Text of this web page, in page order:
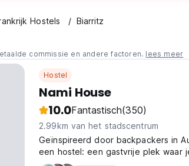
Hostels Biarritz
commissie en andere factoren. lees meer
Hostel
Nami House
10.0Fantastisch(350)
2.99km van het stadscentrum
Geïnspireerd door backpackers in
een hostel: een gastvrije plek waar